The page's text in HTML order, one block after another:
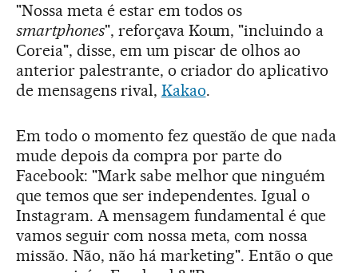
"Nossa meta é estar em todos os
smartphones", reforçava Koum, "incluindo a
Coreia", disse, em um piscar de olhos ao
anterior palestrante, o criador do aplicativo
de mensagens rival, Kakao.
Em todo o momento fez questão de que nada
mude depois da compra por parte do
Facebook: "Mark sabe melhor que ninguém
que temos que ser independentes. Igual o
Instagram. A mensagem fundamental é que
vamos seguir com nossa meta, com nossa
missão. Não, não há marketing". Então o que